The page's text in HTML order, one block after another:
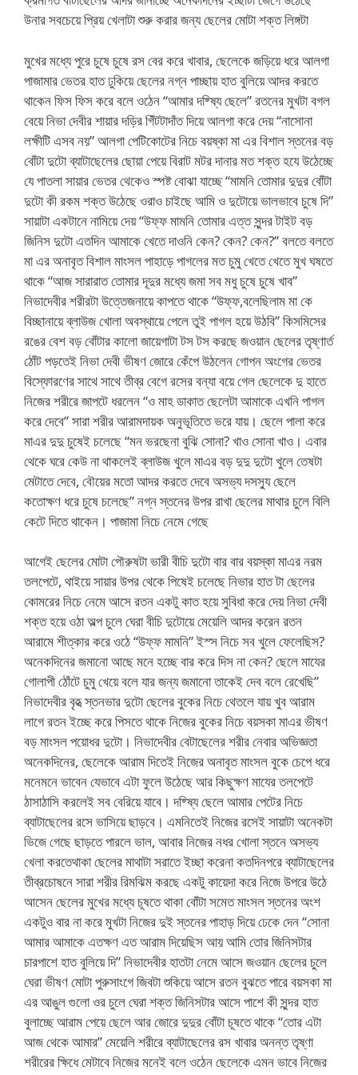
উনার সবচেয়ে প্রিয় খেলাটা শুরু করার জন্য ছেলের মোটা শক্ত লিঙ্গটা
মুখের মধ্যে পুরে চুষে চুষে রস বের করে খাবার, ছেলেকে জড়িয়ে ধরে আলগা
পাজামার ভেতর হাত ঢুকিয়ে ছেলের নগ্ন পাচ্ছায় হাত বুলিয়ে আদর করতে
থাকেন ফিস ফিস করে বলে ওঠেন “আমার দষ্ষ্যি ছেলে” রতনের মুখটা বগল
বেয়ে নিভা দেবীর শায়ার দড়ির গিঁটটাদাঁত দিয়ে আলগা করে দেয় “নাসোনা
লক্ষীটি এসব নয়” আলগা পেটিকোটের নিচে বয়ষ্কা মা এর বিশাল স্তনের বড়
বোঁটা দুটো ব্যাটাছেলের ছোয়া পেয়ে বিরাট মটর দানার মত শক্ত হযে উঠেচ্ছে
যে পাতলা সায়ার ভেতর থেকেও স্পষ্ট বোঝা যাচ্ছে “মামনি তোমার দুদুর বোঁটা
দুটো কী রকম শক্ত উঠেছে ওরাও চাইছে আমি ও দুটোয়ে ভালভাবে চুষে দি”
সায়াটা একটানে নামিয়ে দেয় “উফ্ফ মামনি তোমার এত্ত সুন্দর টাইট বড়
জিনিস দুটো এতদিন আমাকে খেতে দাওনি কেন? কেন? কেন?” বলতে বলতে
মা এর অনাবৃত বিশাল মাংসল পাহাড়ে পাগলের মত চুমু খেতে খেতে মুখ ঘষতে
থাকে “আজ সারারাত তোমার দূদুর মধ্যে জমা সব মধু চুষে চুষে খাব”
নিভাদেবীর শরীরটা উত্তেজনায়ে কাপতে থাকে “উফ্ফ,বলেছিলাম মা কে
বিচ্ছানায়ে ব্লাউজ খোলা অবস্থায়ে পেলে তুই পাগল হয়ে উঠবি” কিসমিসের
রঙের বেশ বড় বোঁটার কালো জায়েগাটা টস টস করছে জওয়ান ছেলের তৃষ্ণার্ত
ঠোঁট পড়তেই নিভা দেবী ভীষণ জোরে কেঁপে উঠলেন গোপন অংগের ভেতর
বিস্ফোরণের সাথে সাথে তীব্র বেগে রসের বন্যা বয়ে গেল ছেলেকে দু হাতে
নিজের শরীরে জাপটে ধরলেন “ও মাহ ডাকাত ছেলেটা আমাকে এখনি পাগল
করে দেবে” সারা শরীর আরামদায়ক অনুভূতিতে ভরে যায়। ছেলে পালা করে
মাএর দুদু চুষেই চলেছে “মন ভরছেনা বুঝি সোনা? খাও সোনা খাও। এবার
থেকে ঘরে কেউ না থাকলেই ব্লাউজ খুলে মাএর বড় দুদু দুটো খুলে তেষটা
মেটাতে দেবে, বৌয়ের মতো আদর করতে দেবে অসভ্য দসস্যু ছেলে
কতোক্ষণ ধরে চুষে চলেছে” নগ্ন স্তনের উপর রাখা ছেলের মাথার চুলে বিলি
কেটে দিতে থাকেন। পাজামা নিচে নেমে গেছে
আগেই ছেলের মোটা পৌরুষটা ভারী বীচি দুটো বার বার বয়স্কা মাএর নরম
তলপেটে, থাইয়ে সায়ার উপর থেকে পিষেই চলেছে নিভার হাত টা ছেলের
কোমরের নিচে নেমে আসে রতন একটু কাত হয়ে সুবিধা করে দেয় নিভা দেবী
শক্ত হয়ে ওঠা অল্প চুলে ঘেরা বীচি দুটোয়ে মেয়েলি আদর করেন রতন
আরামে শীত্কার করে ওঠে “উফ্ফ মামনি” ইস্স নিচে সব খুলে ফেলেছিস?
অনেকদিনের জমানো আছে মনে হচ্ছে বার করে দিস না কেন? ছেলে মাযের
গোলাপী ঠোঁটে চুমু খেয়ে বলে যার জন্য জমানো তাকেই দেব বলে রেখেছি”
নিভাদেবীর বৃহত্‍ স্তনভার দুটো ছেলের বুকের নিচে থেতলে যায় খুব আরাম
লাগে রতন ইচ্ছে করে পিসতে থাকে নিজের বুকের নিচে বয়সকা মাএর ভীষণ
বড় মাংসল পয়োধর দুটো। নিভাদেবীর বেটাছেলের শরীর নেবার অভিজ্ঞতা
অনেকদিনের, ছেলেকে আরাম দিতেই নিজের অনাবৃত মাংসল বুকে চেপে ধরে
মনেমনে ভাবেন যেভাবে এটা ফুলে উঠেছে আর কিছুক্ষণ মাযের তলপেটে
ঠাসাঠাসি করলেই সব বেরিয়ে যাবে। দষ্ষ্যি ছেলে আমার পেটের নিচে
ব্যাটাছেলের রসে ভাসিয়ে ছাড়বে। এমনিতেই নিজের রসেই সায়াটা অনেকটা
ভিজে গেছে ছাড়তে পারলে ভাল, আবার নিজের নধর খোলা স্তনে অসভ্য
খেলা করতেথাকা ছেলের মাথাটা সরাতে ইচ্ছা করেনা কতদিনপরে ব্যাটাছেলের
তীব্রচোষনে সারা শরীর রিমঝিম করছে একটু কায়েদা করে নিজে উপরে উঠে
আসেন ছেলের মুখের মধ্যে চূষতে থাকা বোঁটা সমেত মাংসল স্তনের অংশ
একটুও বার না করে মুখটা নিজের দুই স্তনের পাহাড় দিয়ে ঢেকে দেন “সোনা
আমার আমাকে এতক্ষণ এত আরাম দিয়েছিস আয় আমি তোর জিনিসটার
চারপাশে হাত বুলিয়ে দি” নিভাদেবীর হাতটা নেমে আসে জওয়ান ছেলের চুলে
ঘেরা ভীষণ মোটা পুরুসাংগে জিবটা শুকিয়ে আসে রতন বুঝতে পারে বয়সকা মা
এর আঙুল গুলো ওর চুলে ঘেরা শক্ত জিনিসটার আসে পাশে কী সুন্দর হাত
বুলাচ্ছে আরাম পেয়ে ছেলে আর জোরে দুদুর বোঁটা চূষতে থাকে “তোর এটা
আজ থেকে আমার” মেয়েলি শরীরে ব্যাটাছেলের রস খাবার অনন্ত তৃষ্ণা
শরীরের ক্ষিধে মেটাবে নিজের মনেই বলে ওঠেন ছেলেকে এমন ভাবে নিজের